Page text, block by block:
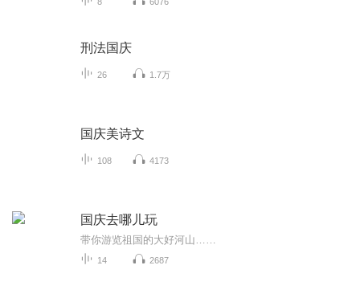
刑法国庆
26 1.7万
国庆美诗文
108 4173
国庆去哪儿玩
带你游览祖国的大好河山……
14 2687